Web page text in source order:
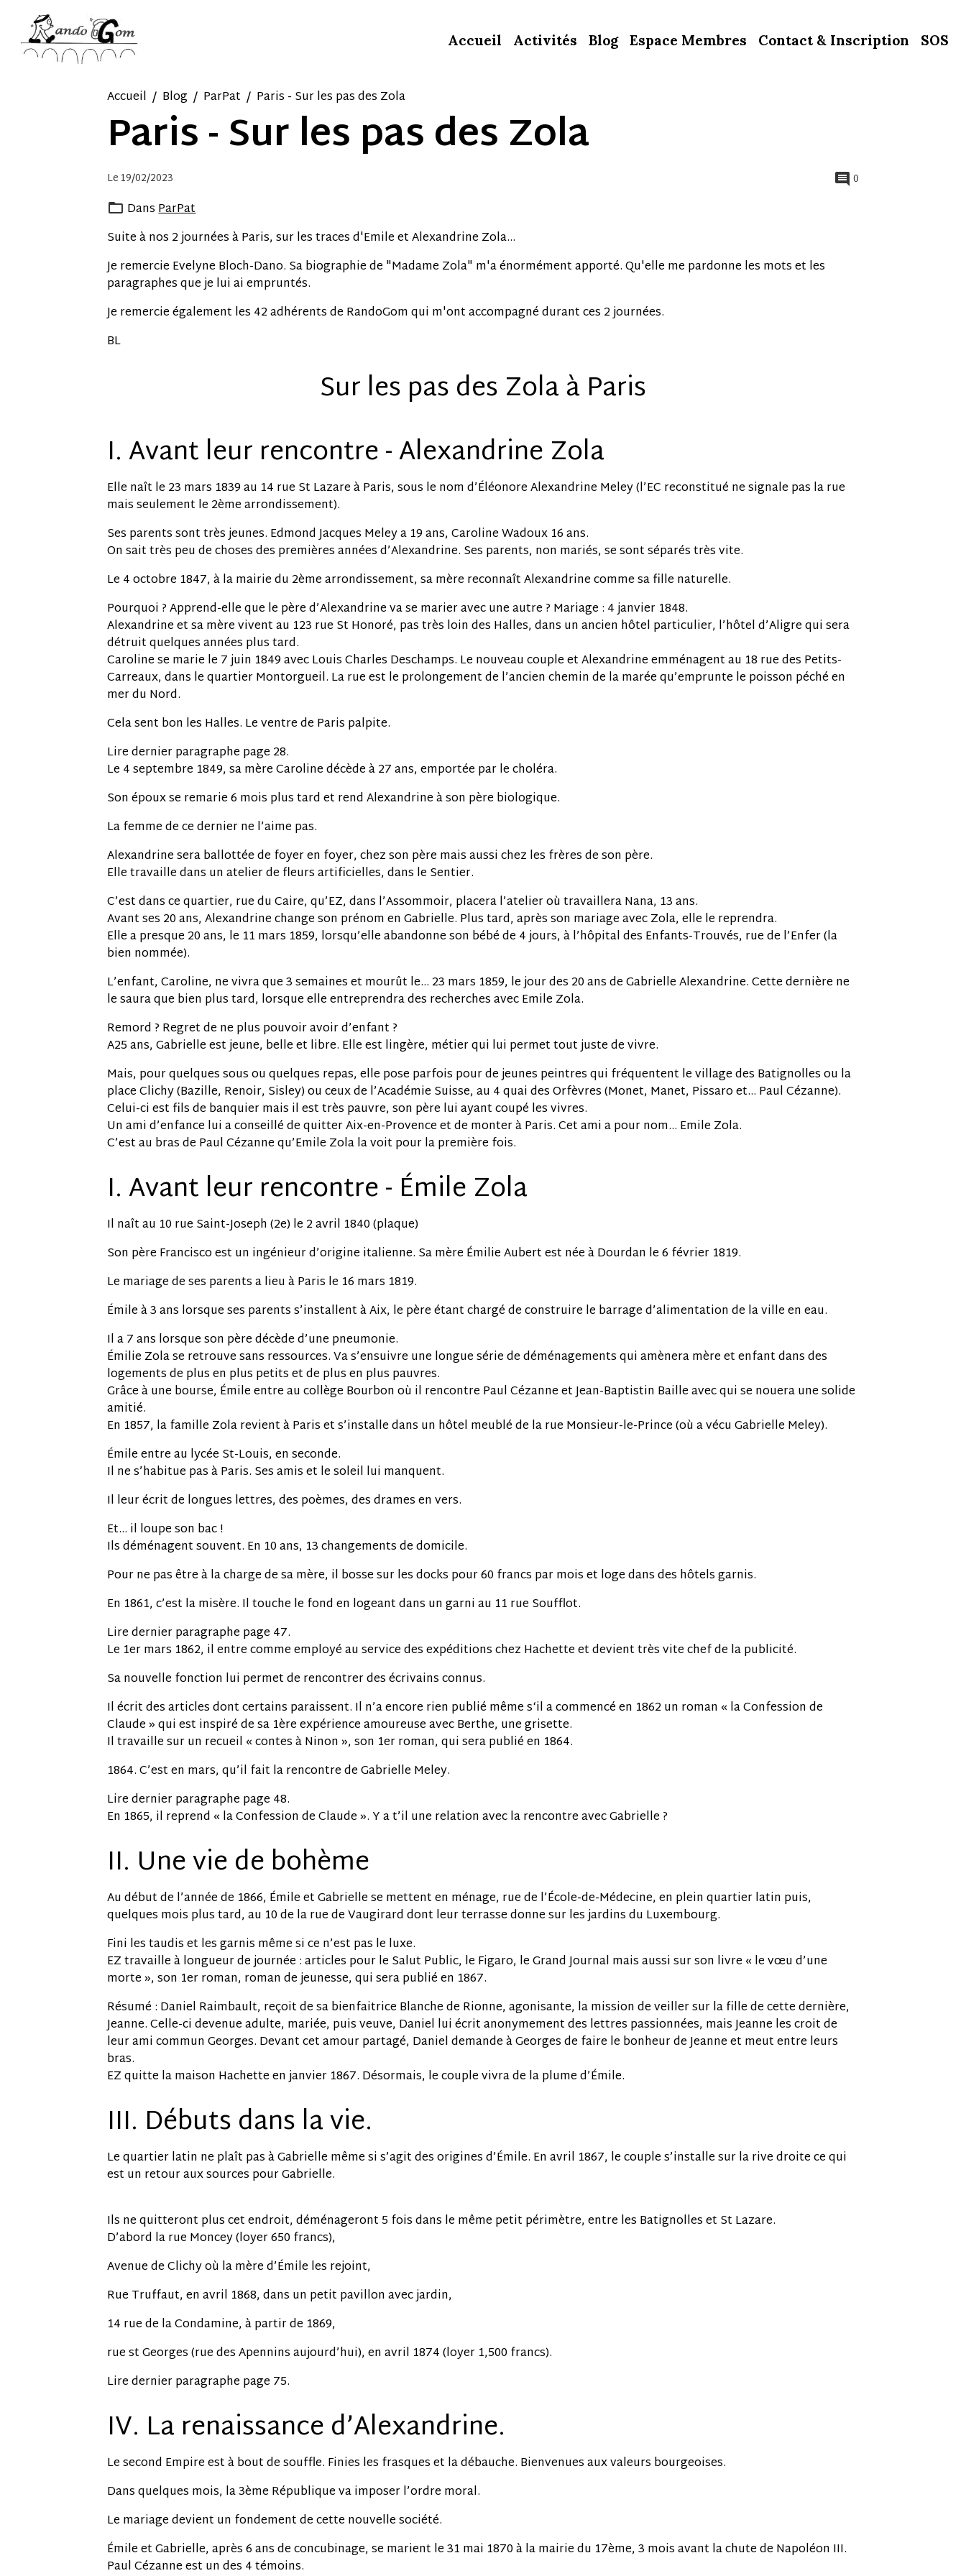
Accueil Activités Blog Espace Membres Contact & Inscription SOS
Accueil Blog ParPat Paris - Sur les pas des Zola
Paris - Sur les pas des Zola
Le 19/02/2023 0
DansParPat
Suite à nos 2 journées à Paris, sur les traces d'Emile et Alexandrine Zola...
Je remercie Evelyne Bloch-Dano. Sa biographie de "Madame Zola" m'a énormément apporté. Qu'elle me pardonne les mots et les
paragraphes que je lui ai empruntés.
Je remercie également les 42 adhérents de RandoGom qui m'ont accompagné durant ces 2 journées.
BL
Sur les pas des Zola à Paris
I. Avant leur rencontre - Alexandrine Zola
Elle naît le 23 mars 1839 au 14 rue St Lazare à Paris, sous le nom d’Éléonore Alexandrine Meley (l’EC reconstitué ne signale pas la rue
mais seulement le 2ème arrondissement).
Ses parents sont très jeunes. Edmond Jacques Meley a 19 ans, Caroline Wadoux 16 ans.
On sait très peu de choses des premières années d’Alexandrine. Ses parents, non mariés, se sont séparés très vite.
Le 4 octobre 1847, à la mairie du 2ème arrondissement, sa mère reconnaît Alexandrine comme sa fille naturelle.
Pourquoi ? Apprend-elle que le père d’Alexandrine va se marier avec une autre ? Mariage : 4 janvier 1848.
Alexandrine et sa mère vivent au 123 rue St Honoré, pas très loin des Halles, dans un ancien hôtel particulier, l’hôtel d’Aligre qui sera
détruit quelques années plus tard.
Caroline se marie le 7 juin 1849 avec Louis Charles Deschamps. Le nouveau couple et Alexandrine emménagent au 18 rue des Petits-
Carreaux, dans le quartier Montorgueil. La rue est le prolongement de l’ancien chemin de la marée qu’emprunte le poisson péché en
mer du Nord.
Cela sent bon les Halles. Le ventre de Paris palpite.
Lire dernier paragraphe page 28.
Le 4 septembre 1849, sa mère Caroline décède à 27 ans, emportée par le choléra.
Son époux se remarie 6 mois plus tard et rend Alexandrine à son père biologique.
La femme de ce dernier ne l’aime pas.
Alexandrine sera ballottée de foyer en foyer, chez son père mais aussi chez les frères de son père.
Elle travaille dans un atelier de fleurs artificielles, dans le Sentier.
C’est dans ce quartier, rue du Caire, qu’EZ, dans l’Assommoir, placera l’atelier où travaillera Nana, 13 ans.
Avant ses 20 ans, Alexandrine change son prénom en Gabrielle. Plus tard, après son mariage avec Zola, elle le reprendra.
Elle a presque 20 ans, le 11 mars 1859, lorsqu’elle abandonne son bébé de 4 jours, à l’hôpital des Enfants-Trouvés, rue de l’Enfer (la
bien nommée).
L’enfant, Caroline, ne vivra que 3 semaines et mourût le… 23 mars 1859, le jour des 20 ans de Gabrielle Alexandrine. Cette dernière ne
le saura que bien plus tard, lorsque elle entreprendra des recherches avec Emile Zola.
Remord ? Regret de ne plus pouvoir avoir d’enfant ?
A25 ans, Gabrielle est jeune, belle et libre. Elle est lingère, métier qui lui permet tout juste de vivre.
Mais, pour quelques sous ou quelques repas, elle pose parfois pour de jeunes peintres qui fréquentent le village des Batignolles ou la
place Clichy (Bazille, Renoir, Sisley) ou ceux de l’Académie Suisse, au 4 quai des Orfèvres (Monet, Manet, Pissaro et... Paul Cézanne).
Celui-ci est fils de banquier mais il est très pauvre, son père lui ayant coupé les vivres.
Un ami d’enfance lui a conseillé de quitter Aix-en-Provence et de monter à Paris. Cet ami a pour nom... Emile Zola.
C’est au bras de Paul Cézanne qu’Emile Zola la voit pour la première fois.
I. Avant leur rencontre - Émile Zola
Il naît au 10 rue Saint-Joseph (2e) le 2 avril 1840 (plaque)
Son père Francisco est un ingénieur d’origine italienne. Sa mère Émilie Aubert est née à Dourdan le 6 février 1819.
Le mariage de ses parents a lieu à Paris le 16 mars 1819.
Émile à 3 ans lorsque ses parents s’installent à Aix, le père étant chargé de construire le barrage d’alimentation de la ville en eau.
Il a 7 ans lorsque son père décède d’une pneumonie.
Émilie Zola se retrouve sans ressources. Va s’ensuivre une longue série de déménagements qui amènera mère et enfant dans des
logements de plus en plus petits et de plus en plus pauvres.
Grâce à une bourse, Émile entre au collège Bourbon où il rencontre Paul Cézanne et Jean-Baptistin Baille avec qui se nouera une solide
amitié.
En 1857, la famille Zola revient à Paris et s’installe dans un hôtel meublé de la rue Monsieur-le-Prince (où a vécu Gabrielle Meley).
Émile entre au lycée St-Louis, en seconde.
Il ne s’habitue pas à Paris. Ses amis et le soleil lui manquent.
Il leur écrit de longues lettres, des poèmes, des drames en vers.
Et… il loupe son bac !
Ils déménagent souvent. En 10 ans, 13 changements de domicile.
Pour ne pas être à la charge de sa mère, il bosse sur les docks pour 60 francs par mois et loge dans des hôtels garnis.
En 1861, c’est la misère. Il touche le fond en logeant dans un garni au 11 rue Soufflot.
Lire dernier paragraphe page 47.
Le 1er mars 1862, il entre comme employé au service des expéditions chez Hachette et devient très vite chef de la publicité.
Sa nouvelle fonction lui permet de rencontrer des écrivains connus.
Il écrit des articles dont certains paraissent. Il n’a encore rien publié même s‘il a commencé en 1862 un roman « la Confession de
Claude » qui est inspiré de sa 1ère expérience amoureuse avec Berthe, une grisette.
Il travaille sur un recueil « contes à Ninon », son 1er roman, qui sera publié en 1864.
1864. C’est en mars, qu’il fait la rencontre de Gabrielle Meley.
Lire dernier paragraphe page 48.
En 1865, il reprend « la Confession de Claude ». Y a t’il une relation avec la rencontre avec Gabrielle ?
II. Une vie de bohème
Au début de l’année de 1866, Émile et Gabrielle se mettent en ménage, rue de l’École-de-Médecine, en plein quartier latin puis,
quelques mois plus tard, au 10 de la rue de Vaugirard dont leur terrasse donne sur les jardins du Luxembourg.
Fini les taudis et les garnis même si ce n’est pas le luxe.
EZ travaille à longueur de journée : articles pour le Salut Public, le Figaro, le Grand Journal mais aussi sur son livre « le vœu d’une
morte », son 1er roman, roman de jeunesse, qui sera publié en 1867.
Résumé : Daniel Raimbault, reçoit de sa bienfaitrice Blanche de Rionne, agonisante, la mission de veiller sur la fille de cette dernière,
Jeanne. Celle-ci devenue adulte, mariée, puis veuve, Daniel lui écrit anonymement des lettres passionnées, mais Jeanne les croit de
leur ami commun Georges. Devant cet amour partagé, Daniel demande à Georges de faire le bonheur de Jeanne et meut entre leurs
bras.
EZ quitte la maison Hachette en janvier 1867. Désormais, le couple vivra de la plume d’Émile.
III. Débuts dans la vie.
Le quartier latin ne plaît pas à Gabrielle même si s’agit des origines d’Émile. En avril 1867, le couple s’installe sur la rive droite ce qui
est un retour aux sources pour Gabrielle.
Ils ne quitteront plus cet endroit, déménageront 5 fois dans le même petit périmètre, entre les Batignolles et St Lazare.
D’abord la rue Moncey (loyer 650 francs),
Avenue de Clichy où la mère d’Émile les rejoint,
Rue Truffaut, en avril 1868, dans un petit pavillon avec jardin,
14 rue de la Condamine, à partir de 1869,
rue st Georges (rue des Apennins aujourd’hui), en avril 1874 (loyer 1,500 francs).
Lire dernier paragraphe page 75.
IV. La renaissance d’Alexandrine.
Le second Empire est à bout de souffle. Finies les frasques et la débauche. Bienvenues aux valeurs bourgeoises.
Dans quelques mois, la 3ème République va imposer l’ordre moral.
Le mariage devient un fondement de cette nouvelle société.
Émile et Gabrielle, après 6 ans de concubinage, se marient le 31 mai 1870 à la mairie du 17ème, 3 mois avant la chute de Napoléon III.
Paul Cézanne est un des 4 témoins.